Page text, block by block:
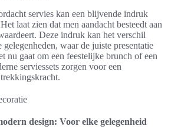
servies kan een blijvende indruk
laat zien dat men aandacht besteedt aan
Deze indruk kan het verschil
gelegenheden, waar de juiste presentatie
nu gaat om een feestelijke brunch of een
serviessets zorgen voor een
design: Voor elke gelegenheid